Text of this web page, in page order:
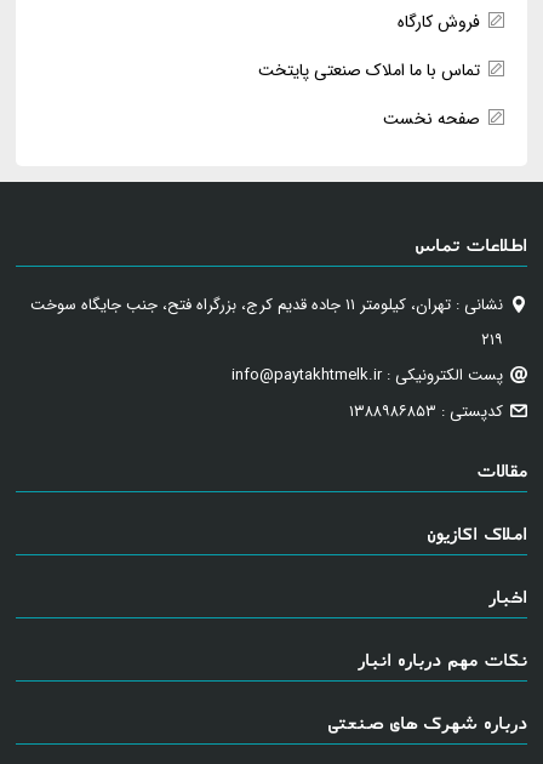
فروش کارگاه
تماس با ما املاک صنعتی پایتخت
صفحه نخست
اطلاعات تماس
نشانی : تهران، کیلومتر ۱۱ جاده قدیم کرج، بزرگراه فتح، جنب جایگاه سوخت
۲۱۹
پست الکترونیکی : info@paytakhtmelk.ir
کدپستی : ۱۳۸۸۹۸۶۸۵۳
مقالات
املاک اکازیون
اخبار
نکات مهم درباره انبار
درباره شهرک های صنعتی